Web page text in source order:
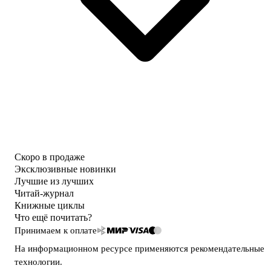
Скоро в продаже
Эксклюзивные новинки
Лучшие из лучших
Читай-журнал
Книжные циклы
Что ещё почитать?
Принимаем к оплате
На информационном ресурсе применяются рекомендательные
технологии.